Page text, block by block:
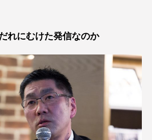
れにむけた発信なのか